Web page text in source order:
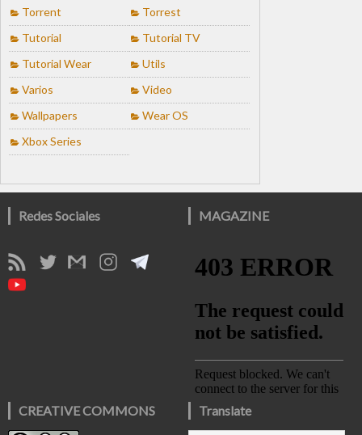
Torrent
Torrest
Tutorial
Tutorial TV
Tutorial Wear
Utils
Varios
Video
Wallpapers
Wear OS
Xbox Series
Redes Sociales MAGAZINE
CREATIVE COMMONS Translate